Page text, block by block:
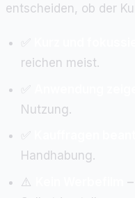
entscheiden, ob der
reichen meist.
Nutzung.
Handhabung.
⚠️